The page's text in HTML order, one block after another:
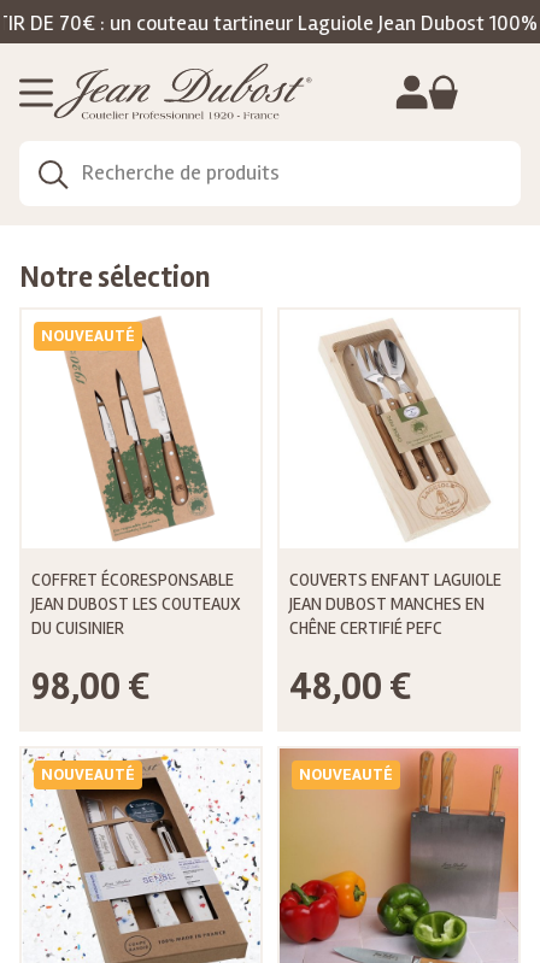
DE 70€ : un couteau tartineur Laguiole Jean Dubost
Notre sélection
NOUVEAUTÉ
COFFRET ÉCORESPONSABLE
JEAN DUBOST LES COUTEAUX
DU CUISINIER
98,00 €
COUVERTS ENFANT LAGUIOLE
JEAN DUBOST MANCHES EN
CHÊNE CERTIFIÉ PEFC
48,00 €
NOUVEAUTÉ NOUVEAUTÉ
Gestion de vos préférences sur les cookies